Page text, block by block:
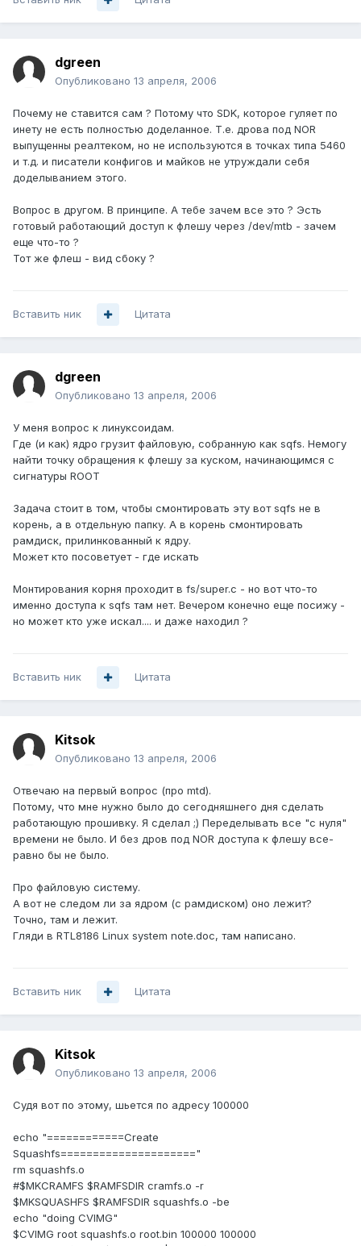
dgreen
Опубликовано 13 апреля, 2006
Почему не ставится сам ? Потому что SDK, которое гуляет по
инету не есть полностью доделанное. Т.е. дрова под NOR
выпущенны реалтеком, но не используются в точках типа 5460
и т.д. и писатели конфигов и майков не утруждали себя
доделыванием этого.
Вопрос в другом. В принципе. А тебе зачем все это ? Эсть
готовый работающий доступ к флешу через /dev/mtb - зачем
еще что-то ?
Тот же флеш - вид сбоку ?
Вставить ник Цитата
dgreen
Опубликовано 13 апреля, 2006
У меня вопрос к линуксоидам.
Где (и как) ядро грузит файловую, собранную как sqfs. Немогу
найти точку обращения к флешу за куском, начинающимся с
сигнатуры ROOT
Задача стоит в том, чтобы смонтировать эту вот sqfs не в
корень, а в отдельную папку. А в корень смонтировать
рамдиск, прилинкованный к ядру.
Может кто посоветует - где искать
Монтирования корня проходит в fs/super.c - но вот что-то
именно доступа к sqfs там нет. Вечером конечно еще посижу -
но может кто уже искал.... и даже находил ?
Вставить ник Цитата
Kitsok
Опубликовано 13 апреля, 2006
Отвечаю на первый вопрос (про mtd).
Потому, что мне нужно было до сегодняшнего дня сделать
работающую прошивку. Я сделал ;) Переделывать все "с нуля"
времени не было. И без дров под NOR доступа к флешу все-
равно бы не было.
Про файловую систему.
А вот не следом ли за ядром (с рамдиском) оно лежит?
Точно, там и лежит.
Гляди в RTL8186 Linux system note.doc, там написано.
Вставить ник Цитата
Kitsok
Опубликовано 13 апреля, 2006
Судя вот по этому, шьется по адресу 100000
echo "============Create
Squashfs====================="
rm squashfs.o
#$MKCRAMFS $RAMFSDIR cramfs.o -r
$MKSQUASHFS $RAMFSDIR squashfs.o -be
echo "doing CVIMG"
$CVIMG root squashfs.o root.bin 100000 100000